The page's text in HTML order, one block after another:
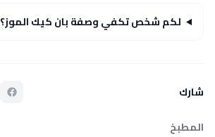
لكم شخص تكفي وصفة بان كيك الموز؟
شارك
المطبخ